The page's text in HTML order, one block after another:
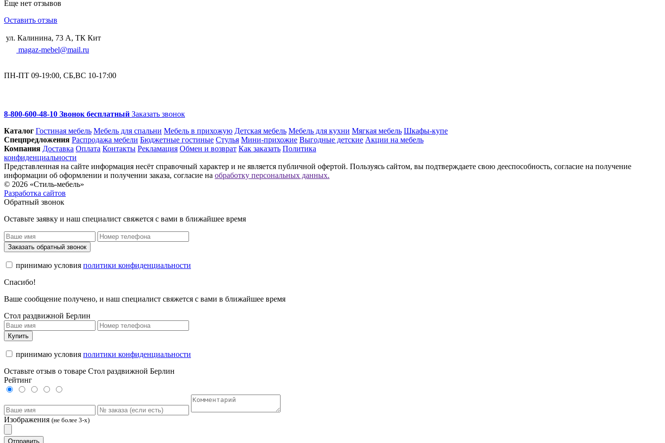
Еще нет отзывов
Оставить отзыв
ул. Калинина, 73 А, ТК Кит
magaz-mebel@mail.ru
ПН-ПТ 09-19:00, СБ,ВС 10-17:00
8-800-600-48-10 Звонок бесплатный Заказать звонок
Каталог Гостиная мебель Мебель для спальни Мебель в прихожую Детская мебель Мебель для кухни Мягкая мебель Шкафы-купе
Спец­предложения Распродажа мебели Бюджетные гостиные Стулья Мини-прихожие Выгодные детские Акции на мебель
Компания Доставка Оплата Контакты Рекламация Обмен и возврат Как заказать Политика
конфиденциальности
Представленная на сайте информация несёт справочный характер и не является публичной офертой. Пользуясь сайтом, вы подтверждаете свою дееспособность, согласие на получение
информации об оформлении и получении заказа, согласие на обработку персональных данных.
© 2026 «Стиль-мебель»
Разработка сайтов
Обратный звонок
Оставьте заявку и наш специалист свяжется с вами в ближайшее время
Заказать обратный звонок
принимаю условия политики конфиденциальности
Спасибо!
Ваше сообщение получено, и наш специалист свяжется с вами в ближайшее время
Стол раздвижной Берлин
Купить
принимаю условия политики конфиденциальности
Оставьте отзыв о товаре Стол раздвижной Берлин
Рейтинг
Изображения (не более 3-х)
Отправить